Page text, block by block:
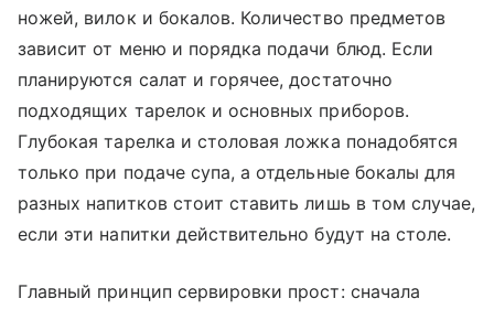
ножей, вилок и бокалов. Количество предметов
зависит от меню и порядка подачи блюд. Если
планируются салат и горячее, достаточно
подходящих тарелок и основных приборов.
Глубокая тарелка и столовая ложка понадобятся
только при подаче супа, а отдельные бокалы для
разных напитков стоит ставить лишь в том случае,
если эти напитки действительно будут на столе.
Главный принцип сервировки прост: сначала